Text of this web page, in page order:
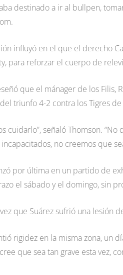
destinado a ir al bullpen,
influyó en el que el derecho
para reforzar el cuerpo de
que el mánager de los Filis,
triunfo 4-2 contra los Tigres
cuidarlo”, señaló Thomson.
no creemos que
por última en un partido de
el sábado y el domingo, sin
que Suárez sufrió una lesión
rigidez en la misma zona, un
que sea tan grave esta vez,